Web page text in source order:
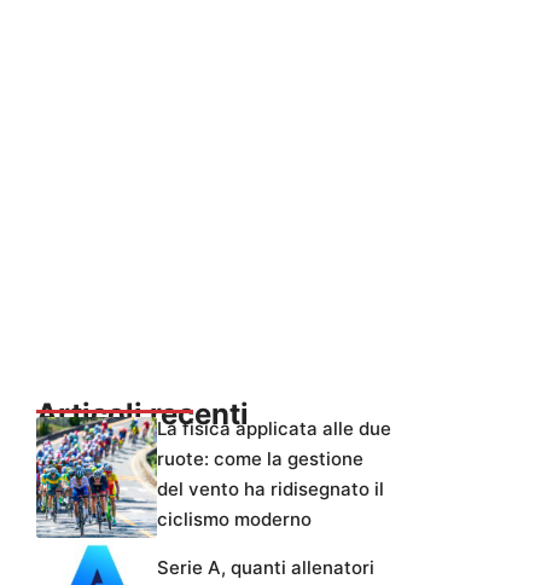
Articoli recentiLa fisica applicata alle due
ruote: come la gestione
del vento ha ridisegnato il
ciclismo moderno
Serie A, quanti allenatori